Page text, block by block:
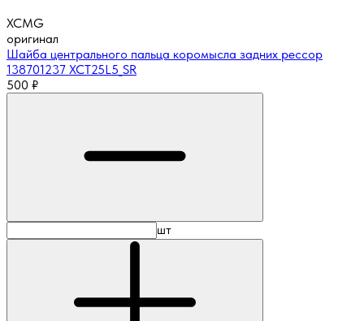
XCMG
оригинал
Шайба центрального пальца коромысла задних рессор
138701237 XCT25L5_SR
500 ₽
шт